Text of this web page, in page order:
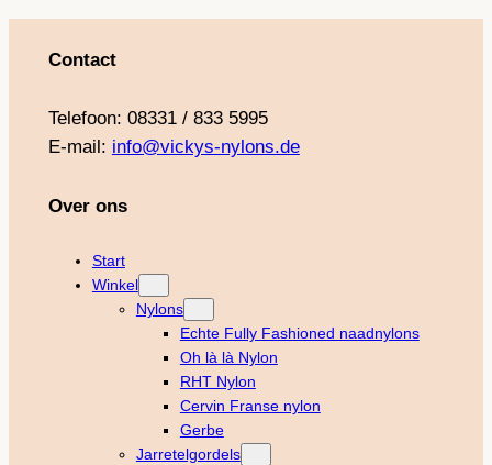
Contact
Telefoon: 08331 / 833 5995
E-mail: info@vickys-nylons.de
Over ons
Start
Winkel
Nylons
Echte Fully Fashioned naadnylons
Oh là là Nylon
RHT Nylon
Cervin Franse nylon
Gerbe
Jarretelgordels